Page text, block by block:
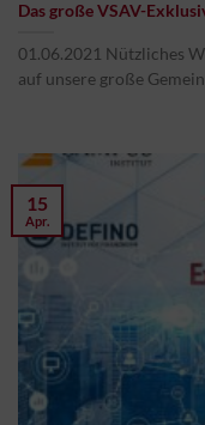
Das große VSAV-
01.06.2021 Nützliches
auf unsere große
15
Apr.